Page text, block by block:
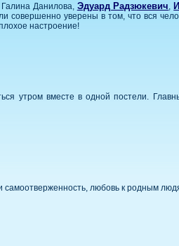
Галина Данилова, Эдуард Радзюкевич,
совершенно уверены в том, что вся
настроение!
утром вместе в одной постели.
любовь к родным